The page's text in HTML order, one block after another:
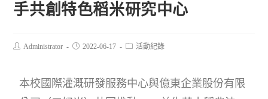
手共創特色稻米研究中心
Administrator 2022-06-17 活動紀錄
本校國際灌溉研發服務中心與億東企業股份有限